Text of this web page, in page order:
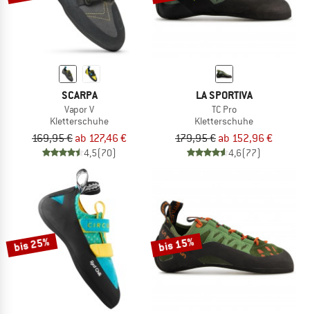
SCARPA
Vapor V
Kletterschuhe
169,95 € ab 127,46 €
4,5(70)
LA SPORTIVA
TC Pro
Kletterschuhe
179,95 € ab 152,96 €
4,6(77)
bis 25% bis 15%